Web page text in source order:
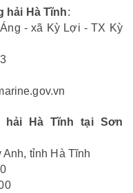
hải Hà Tĩnh:
- xã Kỳ Lợi - TX Kỳ
hải Hà Tĩnh tại Sơn
tỉnh Hà Tĩnh